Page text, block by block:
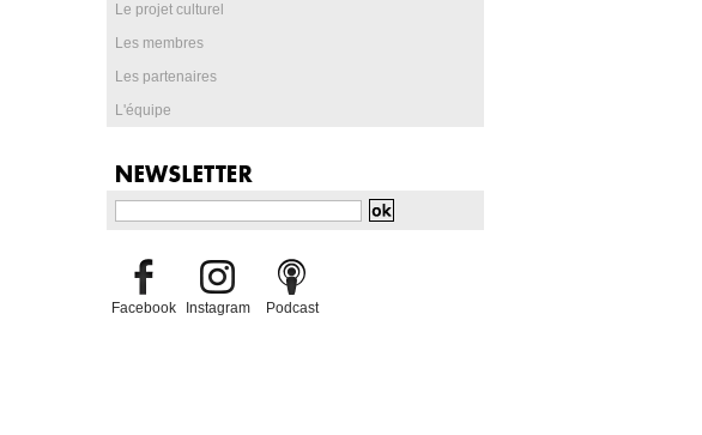
Le projet culturel
Les membres
Les partenaires
L'équipe
Facebook Instagram Podcast